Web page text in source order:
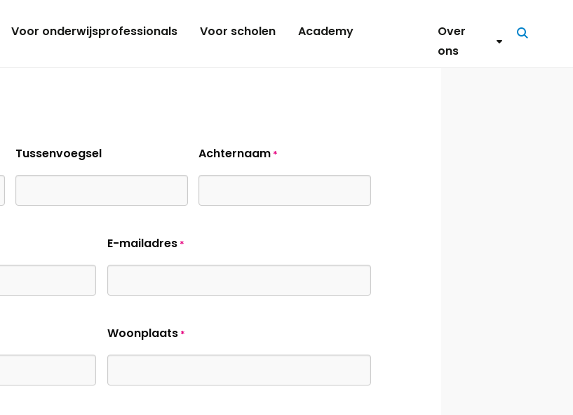
Voor onderwijsprofessionals Voor scholen Academy
Over
ons
Zoeken
Tussenvoegsel Achternaam *
E-mailadres *
Woonplaats *